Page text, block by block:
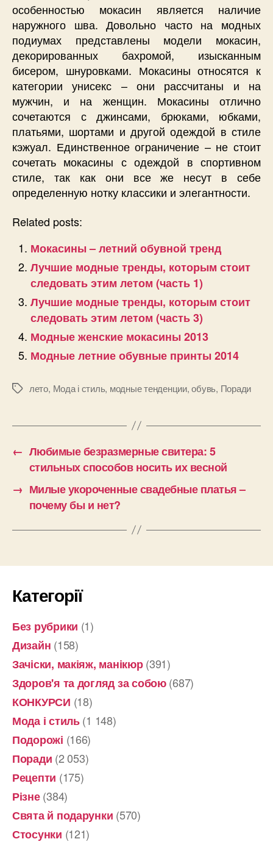
особенностью мокасин является наличие
наружного шва. Довольно часто на модных
подиумах представлены модели мокасин,
декорированных бахромой, изысканным
бисером, шнуровками. Мокасины относятся к
категории унисекс – они рассчитаны и на
мужчин, и на женщин. Мокасины отлично
сочетаются с джинсами, брюками, юбками,
платьями, шортами и другой одеждой в стиле
кэжуал. Единственное ограничение – не стоит
сочетать мокасины с одеждой в спортивном
стиле, так как они все же несут в себе
определенную нотку классики и элегантности.
Related posts:
Мокасины – летний обувной тренд
Лучшие модные тренды, которым стоит
следовать этим летом (часть 1)
Лучшие модные тренды, которым стоит
следовать этим летом (часть 3)
Модные женские мокасины 2013
Модные летние обувные принты 2014
Позначки
лето, Мода і стиль, модные тенденции,обувь, Поради
← Любимые безразмерные свитера: 5
стильных способов носить их весной
→ Милые укороченные свадебные платья –
почему бы и нет?
Категорії
Без рубрики (1)
Дизайн (158)
Зачіски, макіяж, манікюр(391)
Здоров'я та догляд за собою(687)
КОНКУРСИ (18)
Мода і стиль(1 148)
Подорожі (166)
Поради (2 053)
Рецепти (175)
Різне(384)
Свята й подарунки (570)
Стосунки (121)